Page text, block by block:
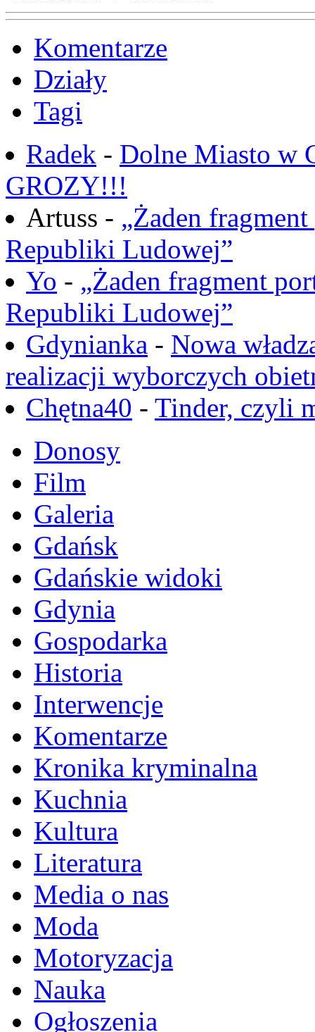
Komentarze
Działy
Tagi
Radek - Dolne Miasto w
GROZY!!!
Artuss - „Żaden
Republiki Ludowej”
Yo - „Żaden fragment
Republiki Ludowej”
Gdynianka - Nowa
realizacji wyborczych
Chętna40 - Tinder, czyli
Donosy
Film
Galeria
Gdańsk
Gdańskie widoki
Gdynia
Gospodarka
Historia
Interwencje
Komentarze
Kronika kryminalna
Kuchnia
Kultura
Literatura
Media o nas
Moda
Motoryzacja
Nauka
Ogłoszenia